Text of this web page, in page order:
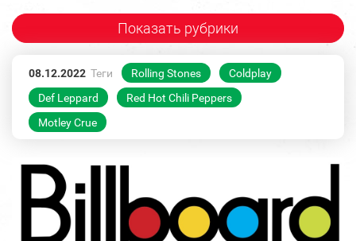
Показать рубрики
08.12.2022 Теги Rolling Stones
Coldplay
Def Leppard
Red Hot Chili Peppers
Motley Crue